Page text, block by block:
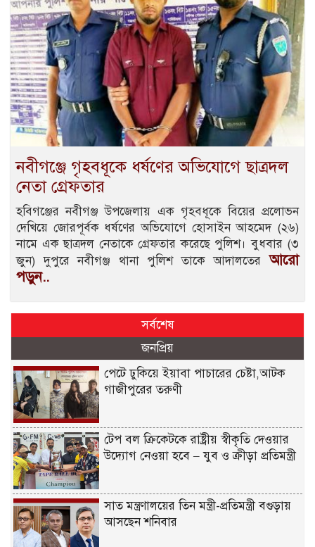
নবীগঞ্জে গৃহবধূকে ধর্ষণের অভিযোগে ছাত্রদল
নেতা গ্রেফতার
হবিগঞ্জের নবীগঞ্জ উপজেলায় এক গৃহবধূকে বিয়ের প্রলোভন
দেখিয়ে জোরপূর্বক ধর্ষণের অভিযোগে হোসাইন আহমেদ (২৬)
নামে এক ছাত্রদল নেতাকে গ্রেফতার করেছে পুলিশ। বুধবার (৩
জুন) দুপুরে নবীগঞ্জ থানা পুলিশ তাকে আদালতেরআরো
পড়ুন..
সর্বশেষ
জনপ্রিয়
পেটে ঢুকিয়ে ইয়াবা পাচারের চেষ্টা,আটক
গাজীপুরের তরুণী
টেপ বল ক্রিকেটকে রাষ্ট্রীয় স্বীকৃতি দেওয়ার
উদ্যোগ নেওয়া হবে – যুব ও ক্রীড়া প্রতিমন্ত্রী
সাত মন্ত্রণালয়ের তিন মন্ত্রী-প্রতিমন্ত্রী বগুড়ায়
আসছেন শনিবার